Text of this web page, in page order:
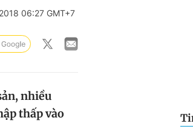
06:27 GMT+7
nhiều
thấp vào